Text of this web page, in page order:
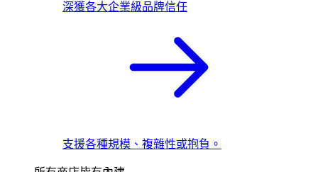
深獲各大企業級品牌信任
支援各種規模、複雜性或抱負。